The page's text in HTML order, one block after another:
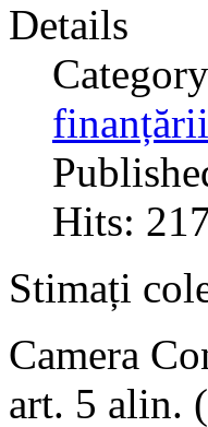
Details
Hits:
Stimați
Camera
art. 5 alin.